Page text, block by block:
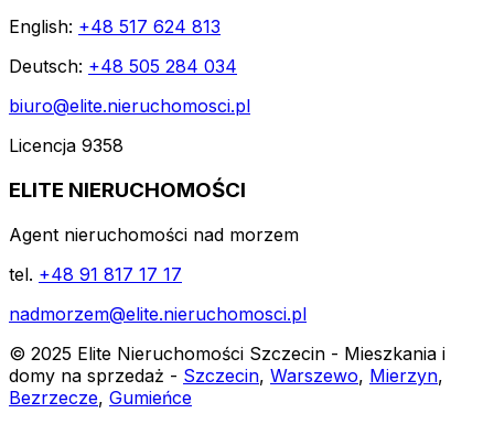
English: +48 517 624 813
Deutsch: +48 505 284 034
biuro@elite.nieruchomosci.pl
Licencja 9358
ELITE NIERUCHOMOŚCI
Agent nieruchomości nad morzem
tel. +48 91 817 17 17
nadmorzem@elite.nieruchomosci.pl
© 2025 Elite Nieruchomości Szczecin - Mieszkania i
domy na sprzedaż - Szczecin, Warszewo, Mierzyn,
Bezrzecze, Gumieńce